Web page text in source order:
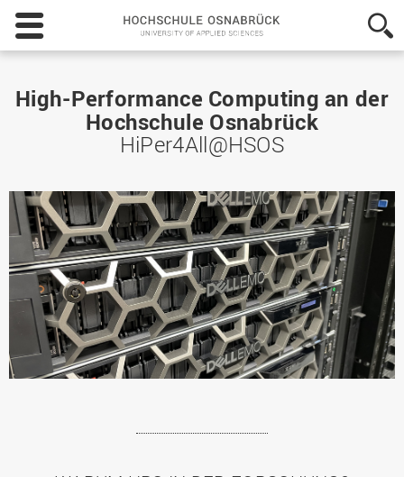
Hochschule
Osnabrück
-
Applied
Sciences
High-Performance Computing an der
Hochschule Osnabrück
HiPer4All@HSOS